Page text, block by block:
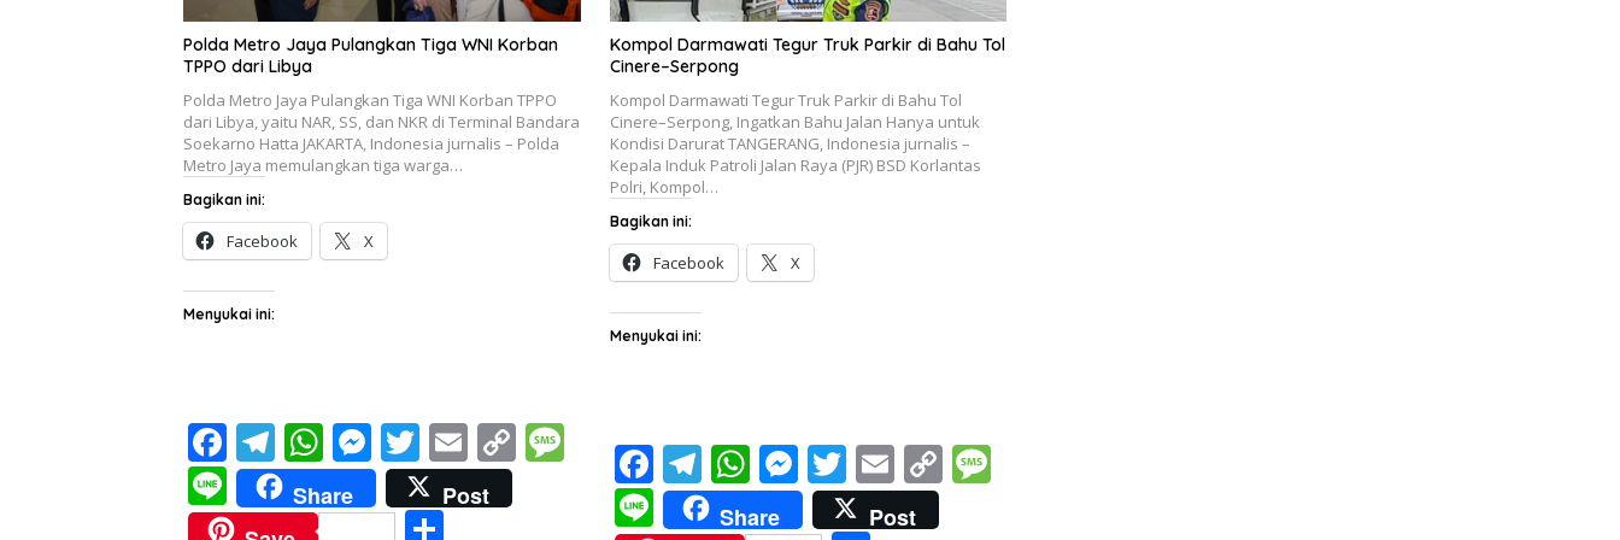
Polda Metro Jaya Pulangkan Tiga WNI Korban
TPPO dari Libya
Polda Metro Jaya Pulangkan Tiga WNI Korban TPPO
dari Libya, yaitu NAR, SS, dan NKR di Terminal Bandara
Soekarno Hatta JAKARTA, Indonesia jurnalis – Polda
Metro Jaya memulangkan tiga warga…
Bagikan ini:
Facebook X
Menyukai ini:
F
ac
e
T
el
e
W
h
at
M
e
ss
T
w
itt
E
m
ai
C
Li
n
Share
Post
Kompol Darmawati Tegur Truk Parkir di Bahu Tol
Cinere–Serpong
Kompol Darmawati Tegur Truk Parkir di Bahu Tol
Cinere–Serpong, Ingatkan Bahu Jalan Hanya untuk
Kondisi Darurat TANGERANG, Indonesia jurnalis –
Kepala Induk Patroli Jalan Raya (PJR) BSD Korlantas
Polri, Kompol…
Bagikan ini:
Facebook X
Menyukai ini:
F
ac
T
el
W
h
M
e
T
w
E
m
C M
Li Share Post